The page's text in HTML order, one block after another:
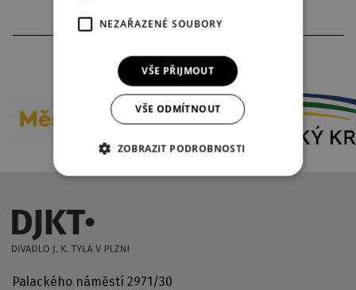
PARTNEŘI DIVADLA
Palackého náměstí 2971/30
NEZAŘAZENÉ SOUBORY
VŠE PŘIJMOUT
VŠE ODMÍTNOUT
ZOBRAZIT PODROBNOSTI